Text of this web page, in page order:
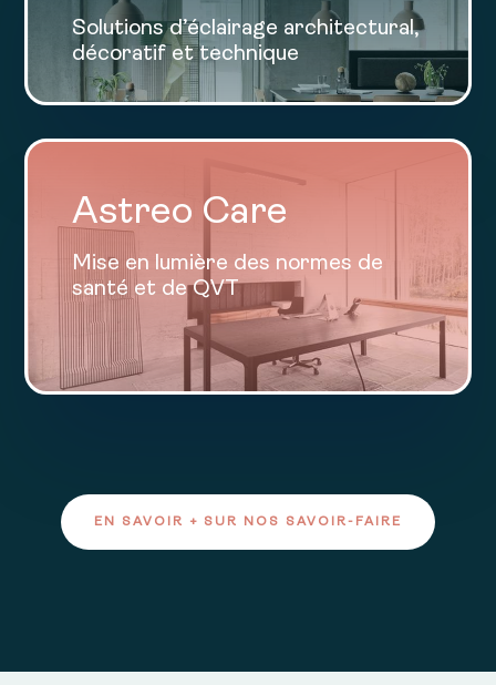
Solutions d’éclairage architectural,
décoratif et technique
Astreo Care
Mise en lumière des normes de
santé et de QVT
EN SAVOIR + SUR NOS SAVOIR-FAIRE